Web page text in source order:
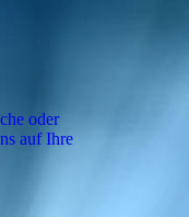
oder
auf Ihre